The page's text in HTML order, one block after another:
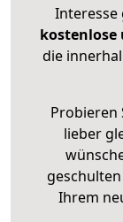
Interesse
kostenlose
die
Probieren
lieber
Ihrem